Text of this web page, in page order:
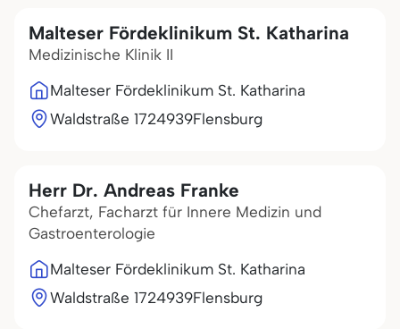
Malteser Fördeklinikum St. Katharina
Medizinische Klinik II
Malteser Fördeklinikum St. Katharina
Waldstraße 1724939Flensburg
Herr Dr. Andreas Franke
Chefarzt, Facharzt für Innere Medizin und
Gastroenterologie
Malteser Fördeklinikum St. Katharina
Waldstraße 1724939Flensburg